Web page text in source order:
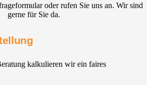
oder rufen Sie uns an. Wir sind
gerne für Sie da.
kalkulieren wir ein faires